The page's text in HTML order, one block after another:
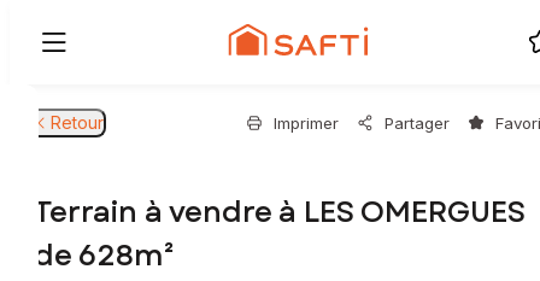
Retour Imprimer Partager
Terrain à vendre à LES OMERGUES
de 628m²